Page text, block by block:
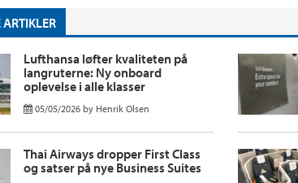
ARTIKLER
Lufthansa løfter kvaliteten på
langruterne: Ny onboard
oplevelse i alle klasser
05/05/2026 by Henrik Olsen
Thai Airways dropper First Class
og satser på nye Business Suites